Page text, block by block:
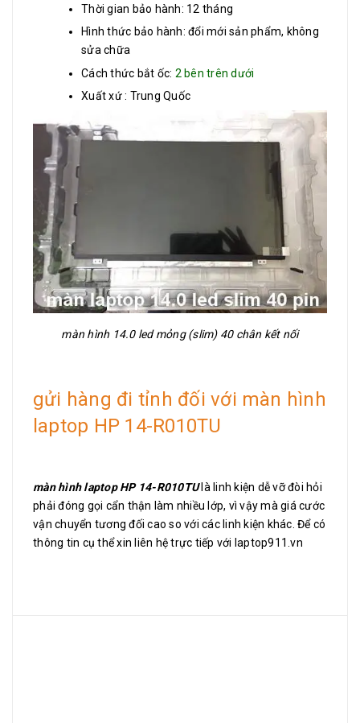
Thời gian bảo hành: 12 tháng
Hình thức bảo hành: đổi mới sản phẩm, không
sửa chữa
Cách thức bắt ốc: 2 bên trên dưới
Xuất xứ : Trung Quốc
màn hình 14.0 led mỏng (slim) 40 chân kết nối
gửi hàng đi tỉnh đối với màn hình
laptop HP 14-R010TU
màn hình laptop HP 14-R010TU là linh kiện dễ vỡ đòi hỏi
phải đóng gọi cẩn thận làm nhiều lớp, vì vậy mà giá cước
vận chuyển tương đối cao so với các linh kiện khác. Để có
thông tin cụ thể xin liên hệ trực tiếp với laptop911.vn